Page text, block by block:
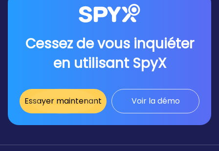
surveiller toutes ses données à distance.
Cessez de vous inquiéter
en utilisant SpyX
Essayer maintenant Voir la démo